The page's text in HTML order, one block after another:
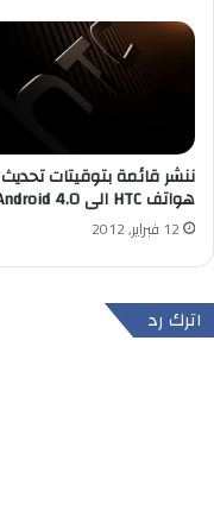
ننشر قائمة بتوقيتات تحديث
هواتف HTC الى Android 4.0
12 فبراير, 2012
اترك رد